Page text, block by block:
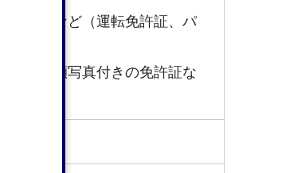
免許証など（運転免許証、パ
行した顔写真付きの免許証な